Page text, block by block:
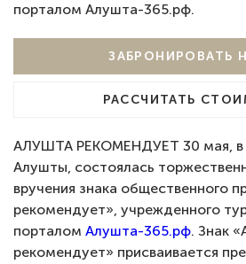
порталом Алушта-365.рф.
ЗАБРОНИРОВАТЬ
РАССЧИТАТЬ
АЛУШТА РЕКОМЕНДУЕТ 30 мая,
Алушты, состоялась
вручения знака общественного
рекомендует», учрежденного
порталом Алушта-365.рф. Знак
рекомендует» присваивается